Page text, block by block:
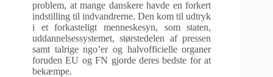
problem, at mange danskere havde en forkert
indstilling til indvandrerne. Den kom til udtryk
i et forkasteligt menneskesyn, som staten,
uddannelsessystemet, størstedelen af pressen
samt talrige ngo’er og halvofficielle organer
foruden EU og FN gjorde deres bedste for at
bekæmpe.